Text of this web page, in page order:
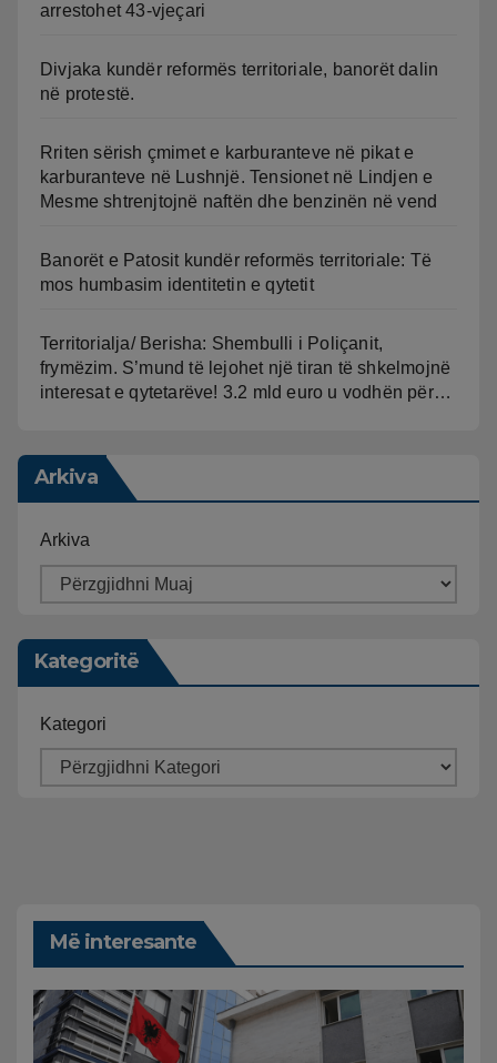
arrestohet 43-vjeçari
Divjaka kundër reformës territoriale, banorët dalin
në protestë.
Rriten sërish çmimet e karburanteve në pikat e
karburanteve në Lushnjë. Tensionet në Lindjen e
Mesme shtrenjtojnë naftën dhe benzinën në vend
Banorët e Patosit kundër reformës territoriale: Të
mos humbasim identitetin e qytetit
Territorialja/ Berisha: Shembulli i Poliçanit,
frymëzim. S’mund të lejohet një tiran të shkelmojnë
interesat e qytetarëve! 3.2 mld euro u vodhën për…
Arkiva
Arkiva
Kategoritë
Kategori
Më interesante